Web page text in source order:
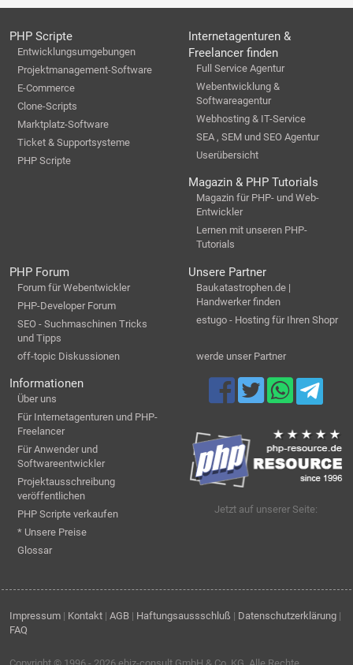
PHP Scripte
Entwicklungsumgebungen
Projektmanagement-Software
E-Commerce
Clone-Scripts
Marktplatz-Software
Ticket & Supportsysteme
PHP Scripte
Internetagenturen &
Freelancer finden
Full Service Agentur
Webentwicklung &
Softwareagentur
Webhosting & IT-Service
SEA , SEM und SEO Agentur
Userübersicht
Magazin & PHP Tutorials
Magazin für PHP- und Web-
Entwickler
Lernen mit unseren PHP-
Tutorials
PHP Forum
Forum für Webentwickler
PHP-Developer Forum
SEO - Suchmaschinen Tricks
und Tipps
off-topic Diskussionen
Unsere Partner
Baukatastrophen.de |
Handwerker finden
estugo - Hosting für Ihren Shopr
werde unser Partner
Informationen
Über uns
Für Internetagenturen und PHP-
Freelancer
Für Anwender und
Softwareentwickler
Projektausschreibung
veröffentlichen
PHP Scripte verkaufen
* Unsere Preise
Glossar
Jetzt auf unserer Seite:
Impressum | Kontakt | AGB | Haftungsaussschluß | Datenschutzerklärung |
FAQ